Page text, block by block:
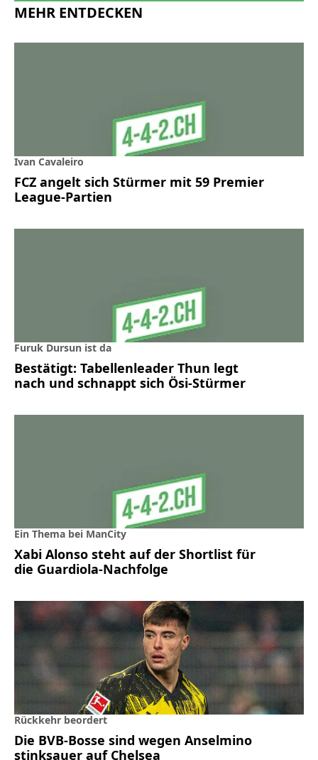
MEHR ENTDECKEN
Ivan Cavaleiro
FCZ angelt sich Stürmer mit 59 Premier
League-Partien
Furuk Dursun ist da
Bestätigt: Tabellenleader Thun legt
nach und schnappt sich Ösi-Stürmer
Ein Thema bei ManCity
Xabi Alonso steht auf der Shortlist für
die Guardiola-Nachfolge
Rückkehr beordert
Die BVB-Bosse sind wegen Anselmino
stinksauer auf Chelsea